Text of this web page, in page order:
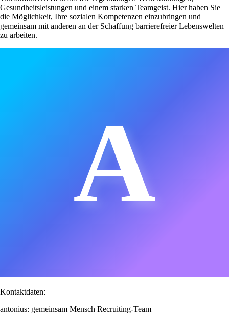
Gesundheitsleistungen und einem starken Teamgeist. Hier haben Sie
die Möglichkeit, Ihre sozialen Kompetenzen einzubringen und
gemeinsam mit anderen an der Schaffung barrierefreier Lebenswelten
zu arbeiten.
A
Kontaktdaten:
antonius: gemeinsam Mensch Recruiting-Team